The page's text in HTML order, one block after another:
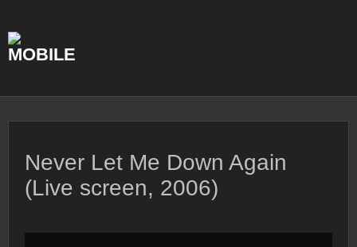
content
Never Let Me Down Again
(Live screen, 2006)